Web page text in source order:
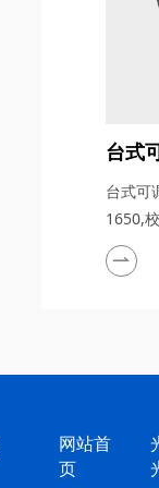
台式
台式可
1650,
调光衰
网站首
页